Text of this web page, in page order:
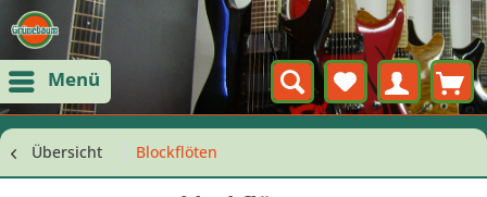
Menü
Übersicht Blockflöten